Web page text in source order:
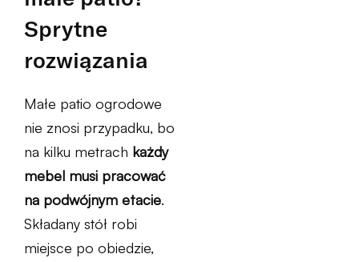
Sprytne
rozwiązania
Małe patio ogrodowe
nie znosi przypadku, bo
na kilku metrach każdy
mebel musi pracować
na podwójnym etacie.
Składany stół robi
miejsce po obiedzie,